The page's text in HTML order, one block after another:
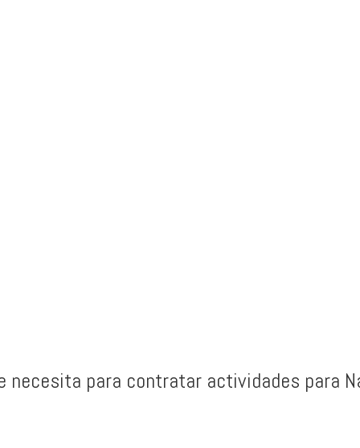
necesita para contratar actividades para